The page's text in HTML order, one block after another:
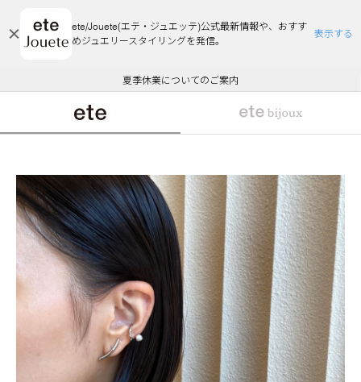
ete/Jouete(エテ・ジュエッテ)公式最新情報や、おすす
めジュエリースタイリングを発信。
表示する
エコラッピング及びエコポイント付与のご案内
ご注文いただいたお品物のお届け状況について
夏季休業についてのご案内
WEB Limited Items >>
採用のご案内
悪質な偽サイトにご注意ください
エコラッピング及びエコポイント付与のご案内
ご注文いただいたお品物のお届け状況について